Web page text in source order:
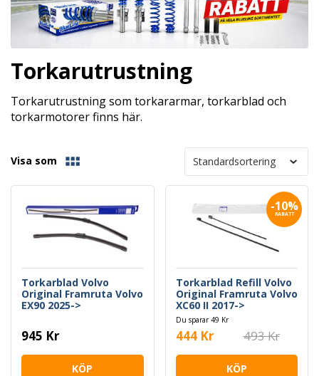
Torkarutrustning
Torkarutrustning som torkararmar, torkarblad och
torkarmotorer finns här.
Visa som
Torkarblad Volvo
Original Framruta Volvo
EX90 2025->
945 Kr
KÖP
-10%
RABATT
Torkarblad Refill Volvo
Original Framruta Volvo
XC60 II 2017->
Du sparar 49 Kr
444 Kr 493 Kr
KÖP